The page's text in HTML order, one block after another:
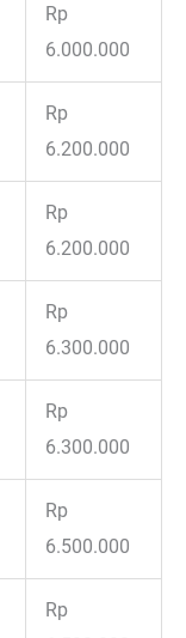
Rp
6.000.000
Rp
6.200.000
Rp
6.200.000
Rp
6.300.000
Rp
6.300.000
Rp
6.500.000
Rp